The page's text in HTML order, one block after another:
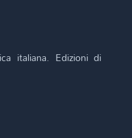
italiana. Edizioni di